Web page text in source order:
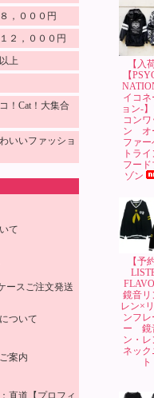
，０００円
２，０００円
上
！Cat！大集合
いいファッショ
て
ースご注文発送
ついて
案内
直道【プロフィ
【入
【
イコネ
ョン-
コンワ
ン オ
ファー
トラ
フード
ゾン
【予
鏡音リ
レン×
ンフレ
ー 鏡
ン・
ネック
ト